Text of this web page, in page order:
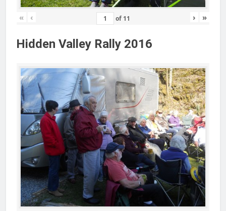
« ‹ of 11 › »
Hidden Valley Rally 2016